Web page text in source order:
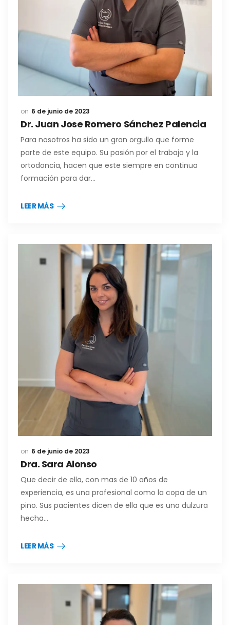
6 de junio de 2023
Dr. Juan Jose Romero Sánchez Palencia
Para nosotros ha sido un gran orgullo que forme
parte de este equipo. Su pasión por el trabajo y la
ortodoncia, hacen que este siempre en continua
formación para dar…
LEER MÁS
6 de junio de 2023
Dra. Sara Alonso
Que decir de ella, con mas de 10 años de
experiencia, es una profesional como la copa de un
pino. Sus pacientes dicen de ella que es una dulzura
hecha…
LEER MÁS